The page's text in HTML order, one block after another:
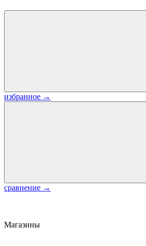
избранное →
сравнение →
Магазины